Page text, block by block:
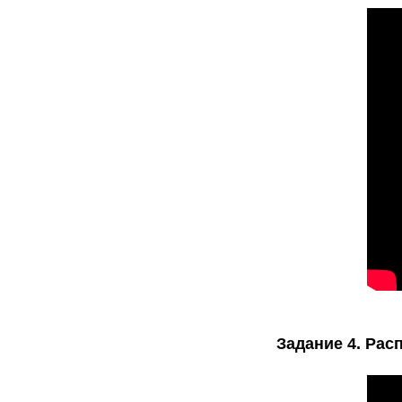
Задание 4.